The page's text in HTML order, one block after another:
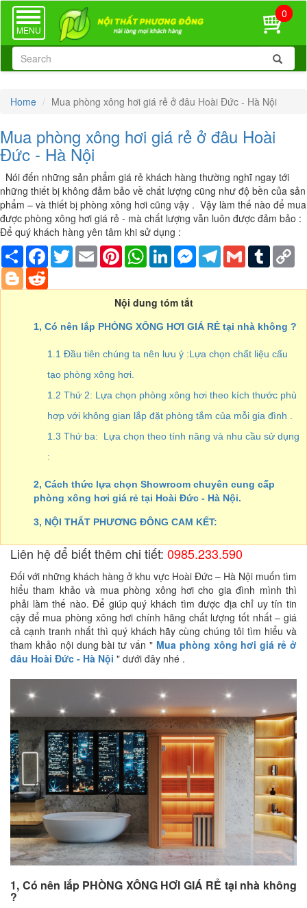
TOGGLE
NAVIGATION
MENU
0
Home Mua phòng xông hơi giá rẻ ở đâu Hoài Đức - Hà Nội
Mua phòng xông hơi giá rẻ ở đâu Hoài
Đức - Hà Nội
Nói đến những sản phẩm giá rẻ khách hàng thường nghĩ ngay tới
những thiết bị không đảm bảo về chất lượng cũng như độ bền của sản
phẩm – và thiết bị phòng xông hơi cũng vậy . Vậy làm thế nào để mua
được phòng xông hơi giá rẻ - mà chất lượng vẫn luôn được đảm bảo :
Để quý khách hàng yên tâm khi sử dụng :
Share Facebook
TwitterEmail PinterestWhatsAppLinkedInMessengerTelegram
Gmail Tumblr
Blogger
Nội dung tóm tắt
1, Có nên lắp PHÒNG XÔNG HƠI GIÁ RẺ tại nhà không ?
1.1 Đầu tiên chúng ta nên lưu ý :Lựa chọn chất liệu cấu
tạo phòng xông hơi.
1.2 Thứ 2: Lựa chọn phòng xông hơi theo kích thước phù
hợp với không gian lắp đặt phòng tắm của mỗi gia đình .
1.3 Thứ ba: Lựa chọn theo tính năng và nhu cầu sử dụng
:
2, Cách thức lựa chọn Showroom chuyên cung cấp
phòng xông hơi giá rẻ tại Hoài Đức - Hà Nội.
3, NỘI THẤT PHƯƠNG ĐÔNG CAM KẾT:
Liên hệ để biết thêm chi tiết: 0985.233.590
Đối với những khách hàng ở khu vực Hoài Đức – Hà Nội muốn tìm
hiểu tham khảo và mua phòng xông hơi cho gia đình mình thì
phải làm thế nào. Để giúp quý khách tìm được địa chỉ uy tín tin
cậy để mua phòng xông hơi chính hãng chất lượng tốt nhất – giá
cả cạnh tranh nhất thì quý khách hãy cùng chúng tôi tìm hiểu và
tham khảo nội dung bài tư vấn " Mua phòng xông hơi giá rẻ ở
đâu Hoài Đức - Hà Nội " dưới đây nhé .
1, Có nên lắp PHÒNG XÔNG HƠI GIÁ RẺ tại nhà không
?